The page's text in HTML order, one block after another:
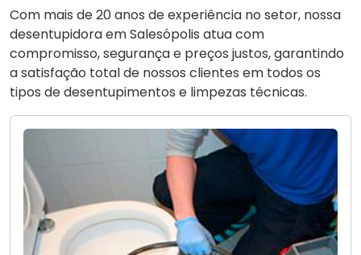
Com mais de 20 anos de experiência no setor, nossa
desentupidora em Salesópolis atua com
compromisso, segurança e preços justos, garantindo
a satisfação total de nossos clientes em todos os
tipos de desentupimentos e limpezas técnicas.